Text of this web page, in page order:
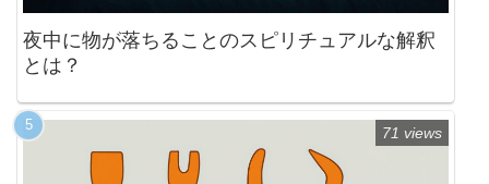
夜中に物が落ちることのスピリチュアルな解釈
とは？
71 views